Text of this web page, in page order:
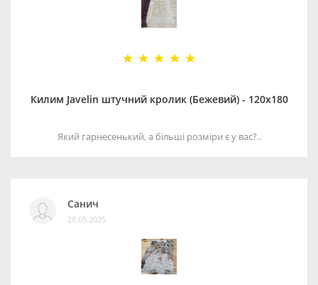
Килим Javelin штучний кролик (Бежевий) - 120х180
Який гарнесенький, а більші розміри є у вас?..
Санич
28.05.2025